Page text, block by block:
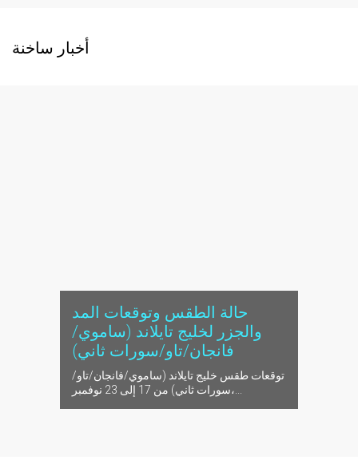
أخبار ساخنة
حالة الطقس وتوقعات المد
والجزر لخليج تايلاند (ساموي/
فانجان/تاو/سورات ثاني)
توقعات طقس خليج تايلاند (ساموي/فانجان/تاو/
سورات ثاني) من 17 إلى 23 نوفمبر،...